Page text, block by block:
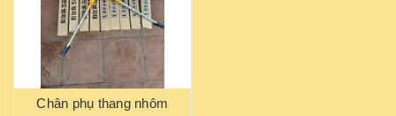
Chân phụ thang nhôm